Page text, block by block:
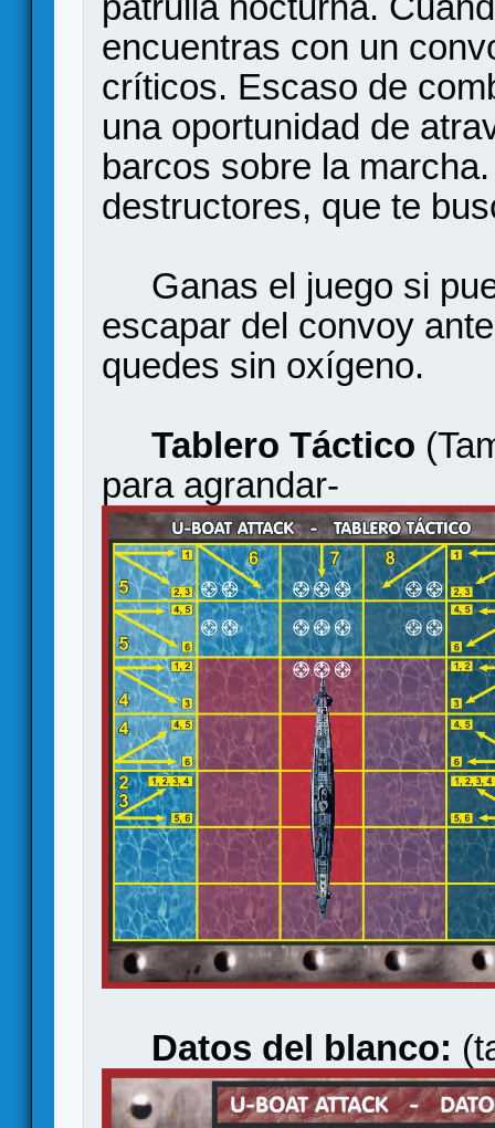
encuentras con un
críticos. Escaso de
una oportunidad de
barcos sobre la
destructores, que te
Ganas el juego si
escapar del convoy
quedes sin oxígeno.
Tablero Táctico
para agrandar-
Datos del blanco: